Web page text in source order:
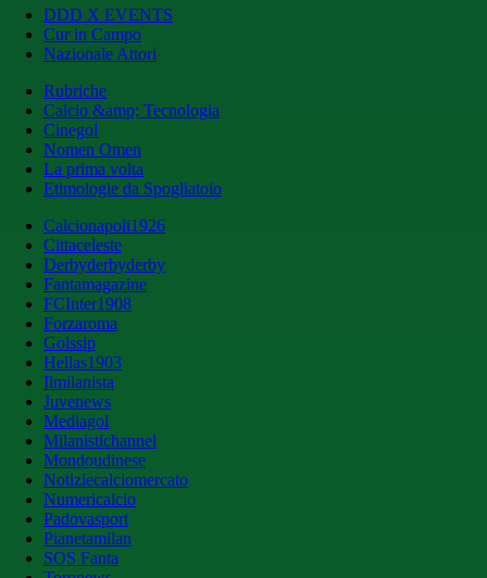
DDD X EVENTS
Cur in Campo
Nazionale Attori
Rubriche
Calcio &amp; Tecnologia
Cinegol
Nomen Omen
La prima volta
Etimologie da Spogliatoio
Calcionapoli1926
Cittaceleste
Derbyderbyderby
Fantamagazine
FCInter1908
Forzaroma
Golssip
Hellas1903
Ilmilanista
Juvenews
Mediagol
Milanistichannel
Mondoudinese
Notiziecalciomercato
Numericalcio
Padovasport
Pianetamilan
SOS Fanta